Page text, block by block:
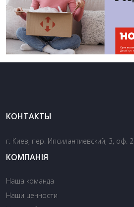
КОНТАКТЫ
г. Киев, пер. Ипсилантиевский, 3, оф. 2
КОМПАНІЯ
Наша команда
Наши ценности